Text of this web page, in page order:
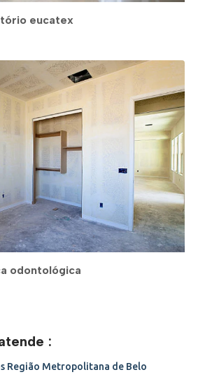
eucatex
odontológica
:
Região Metropolitana de Belo